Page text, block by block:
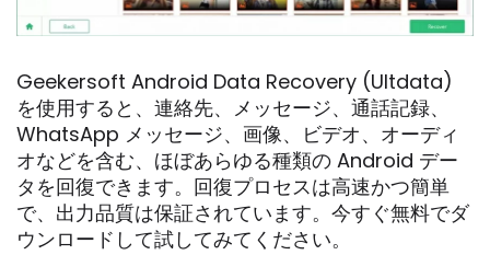
Geekersoft Android Data Recovery (Ultdata)
を使用すると、連絡先、メッセージ、通話記録、
WhatsApp メッセージ、画像、ビデオ、オーディ
オなどを含む、ほぼあらゆる種類の Android デー
タを回復できます。回復プロセスは高速かつ簡単
で、出力品質は保証されています。今すぐ無料でダ
ウンロードして試してみてください。